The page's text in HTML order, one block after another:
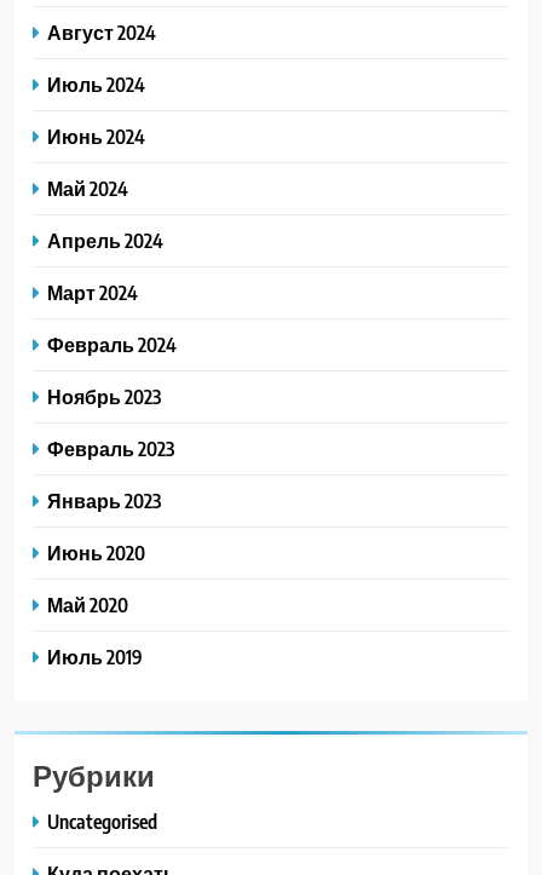
Август 2024
Июль 2024
Июнь 2024
Май 2024
Апрель 2024
Март 2024
Февраль 2024
Ноябрь 2023
Февраль 2023
Январь 2023
Июнь 2020
Май 2020
Июль 2019
Рубрики
Uncategorised